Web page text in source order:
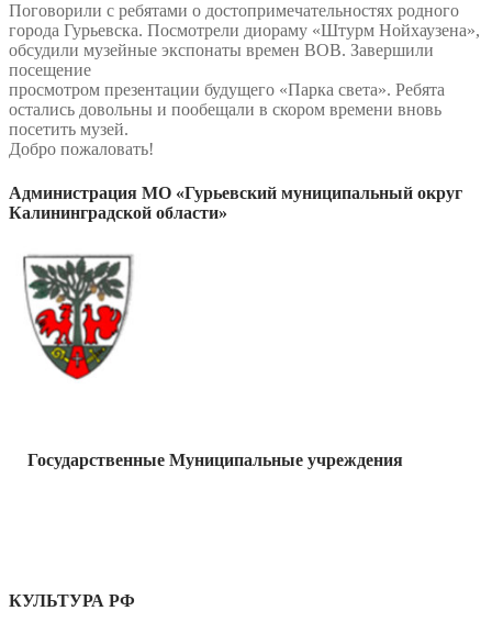
Поговорили с ребятами о достопримечательностях родного
города Гурьевска. Посмотрели диораму «Штурм Нойхаузена»,
обсудили музейные экспонаты времен ВОВ. Завершили
посещение
просмотром презентации будущего «Парка света». Ребята
остались довольны и пообещали в скором времени вновь
посетить музей.
Добро пожаловать!
Администрация МО «Гурьевский муниципальный округ
Калининградской области»
Государственные Муниципальные учреждения
КУЛЬТУРА РФ